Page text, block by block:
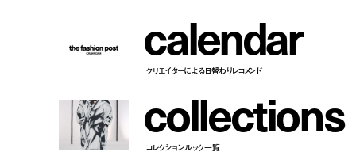
calendar
クリエイターによる日替わりレコメンド
collections
コレクションルック一覧